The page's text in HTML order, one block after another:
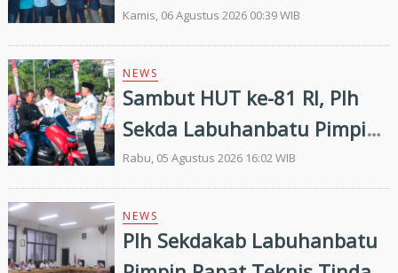
Jalan Membangun Masa
Depan Generasi Muda
Kamis, 06 Agustus 2026 00:39 WIB
NEWS
Sambut HUT ke-81 RI, Plh
Sekda Labuhanbatu Pimpin
Pembagian 300 Bendera
Merah Putih
Rabu, 05 Agustus 2026 16:02 WIB
NEWS
Plh Sekdakab Labuhanbatu